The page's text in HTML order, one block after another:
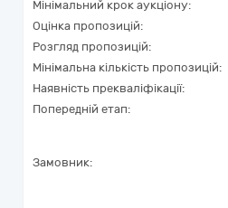
Мінімальний крок аукціону:
Оцінка пропозицій:
Розгляд пропозицій:
Мінімальна кількість пропозицій:
Наявність прекваліфікації:
Попередній етап:
Замовник: